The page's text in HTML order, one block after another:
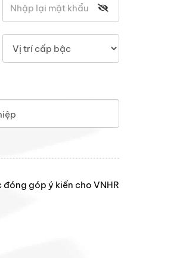
góp ý kiến cho VNHR